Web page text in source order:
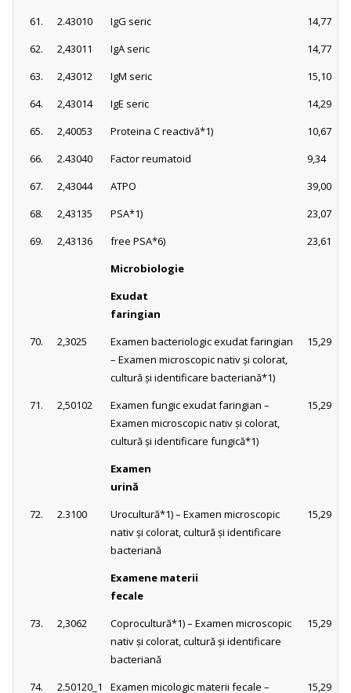
61.
2.43010 IgG seric
14,77
62.
2,43011 IgA seric
14,77
63.
2,43012 IgM seric
15,10
64.
2,43014 IgE seric
14,29
65.
2,40053 Proteina C reactivă*1)
10,67
66.
2.43040 Factor reumatoid
9,34
67.
2,43044 ATPO
39,00
68.
2,43135 PSA*1)
23,07
69.
2,43136 free PSA*6)
23,61
Microbiologie
Exudat
faringian
70.
2,3025
Examen bacteriologic exudat faringian
– Examen microscopic nativ şi colorat,
cultură şi identificare bacteriană*1)
15,29
71. 2,50102
Examen fungic exudat faringian –
Examen microscopic nativ şi colorat,
cultură şi identificare fungică*1)
15,29
Examen
urină
72.
2.3100
Urocultură*1) – Examen microscopic
nativ şi colorat, cultură şi identificare
bacteriană
15,29
Examene materii
fecale
73.
2,3062
Coprocultură*1) – Examen microscopic
nativ şi colorat, cultură şi identificare
bacteriană
15,29
74. 2.50120_1 Examen micologic materii fecale – 15,29